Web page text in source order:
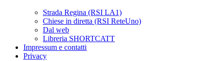
Strada Regina (RSI LA1)
Chiese in diretta (RSI ReteUno)
Dal web
Libreria SHORTCATT
Impressum e contatti
Privacy